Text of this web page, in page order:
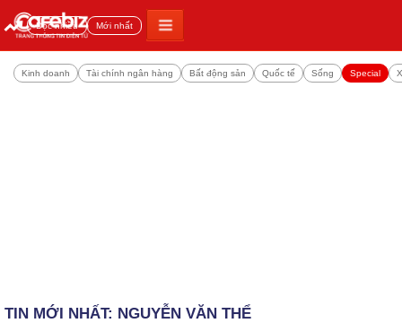
Đọc nhiều Mới nhất
Kinh doanh Tài chính ngân hàng Bất động sản Quốc tế Sống Special
TIN MỚI NHẤT: NGUYỄN VĂN THỂ